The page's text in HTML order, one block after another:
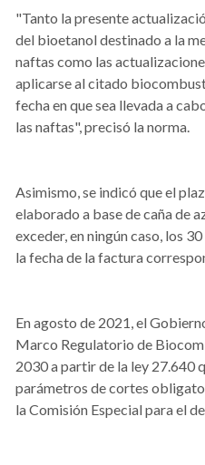
"Tanto la presente
del bioetanol destinado a la
naftas como las
aplicarse al citado
fecha en que sea llevada a
las naftas", precisó la norma.
Asimismo, se indicó que el
elaborado a base de caña de
exceder, en ningún caso, los
la fecha de la factura
En agosto de 2021, el
Marco Regulatorio de
2030 a partir de la ley 27.640
parámetros de cortes
la Comisión Especial para el